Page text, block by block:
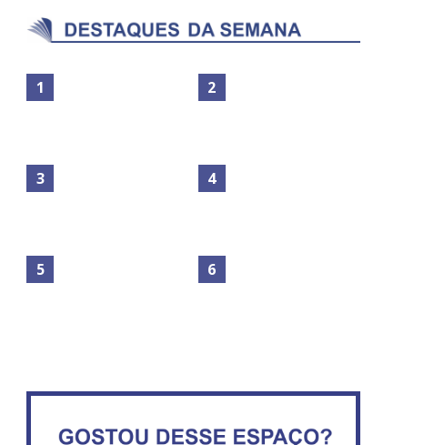
No Brasil do golpe, 61,5 mi